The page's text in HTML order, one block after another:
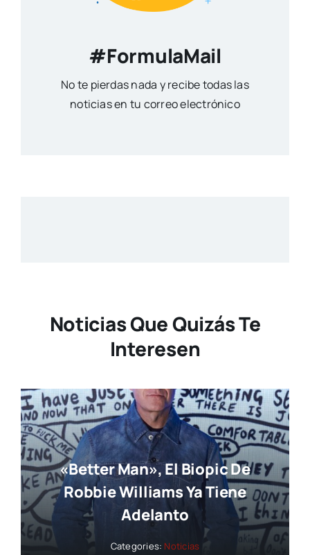
#FormulaMail
No te pierdas nada y recibe todas las
noticias en tu correo electrónico
Noticias Que Quizás Te
Interesen
«Better Man», El Biopic De
Robbie Williams Ya Tiene
Adelanto
Categories: Noticias